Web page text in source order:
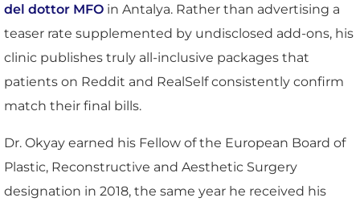
del dottor MFO in Antalya. Rather than advertising a
teaser rate supplemented by undisclosed add-ons, his
clinic publishes truly all-inclusive packages that
patients on Reddit and RealSelf consistently confirm
match their final bills.
Dr. Okyay earned his Fellow of the European Board of
Plastic, Reconstructive and Aesthetic Surgery
designation in 2018, the same year he received his